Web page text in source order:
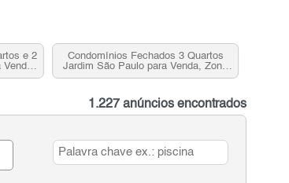
e 2
Condomínios Fechados 3 Quartos
Jardim São Paulo para Venda, Zona
Norte, SP
1.227 anúncios encontrados